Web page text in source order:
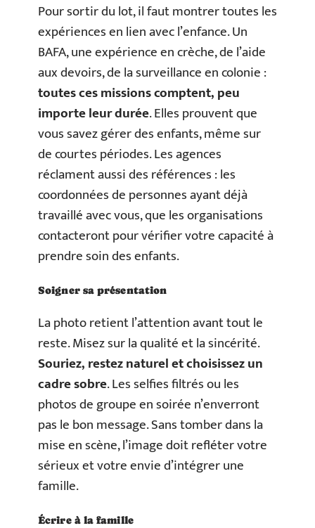
Pour sortir du lot, il faut montrer toutes les
expériences en lien avec l’enfance. Un
BAFA, une expérience en crèche, de l’aide
aux devoirs, de la surveillance en colonie :
toutes ces missions comptent, peu
importe leur durée. Elles prouvent que
vous savez gérer des enfants, même sur
de courtes périodes. Les agences
réclament aussi des références : les
coordonnées de personnes ayant déjà
travaillé avec vous, que les organisations
contacteront pour vérifier votre capacité à
prendre soin des enfants.
Soigner sa présentation
La photo retient l’attention avant tout le
reste. Misez sur la qualité et la sincérité.
Souriez, restez naturel et choisissez un
cadre sobre. Les selfies filtrés ou les
photos de groupe en soirée n’enverront
pas le bon message. Sans tomber dans la
mise en scène, l’image doit refléter votre
sérieux et votre envie d’intégrer une
famille.
Écrire à la famille